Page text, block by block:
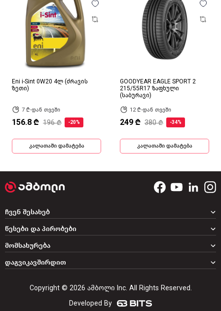
Eni i-Sint 0W20 4ლ (ძრავის
ზეთი)
7 ₾-დან თვეში
156.8 ₾ 196 ₾ -20%
კალათაში დამატება
GOODYEAR EAGLE SPORT 2
215/55R17 ზაფხული
(საბურავი)
12 ₾-დან თვეში
249 ₾ 380 ₾ -34%
კალათაში დამატება
დაგვიკავშირდით
ჩვენ შესახებ
წესები და პირობები
მომსახურება
Copyright © 2026 ამბოლი Inc. All Rights Reserved.
Developed By